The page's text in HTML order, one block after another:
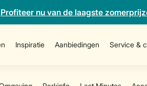
Profiteer nu van de laagste
Inspiratie Aanbiedingen Service &